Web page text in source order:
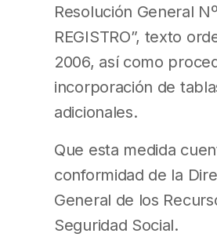
Resolución General
REGISTRO”, texto
2006, así como
incorporación de
adicionales.
Que esta medida
conformidad de la
General de los
Seguridad Social.